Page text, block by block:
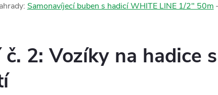
Samonavíjecí buben s hadicí WHITE LINE 1/2" 50m
č. 2: Vozíky na hadice